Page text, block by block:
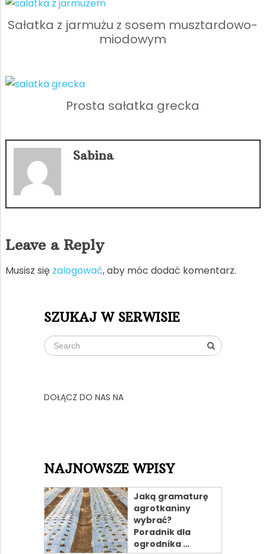
Sałatka z jarmużu z sosem musztardowo-
miodowym
Prosta sałatka grecka
Sabina
Leave a Reply
Musisz się zalogować, aby móc dodać komentarz.
SZUKAJ W SERWISIE
DOŁĄCZ DO NAS NA
NAJNOWSZE WPISY
Jaką gramaturę
agrotkaniny
wybrać?
Poradnik dla
ogrodnika …